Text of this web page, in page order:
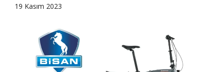
19 Kasım 2023